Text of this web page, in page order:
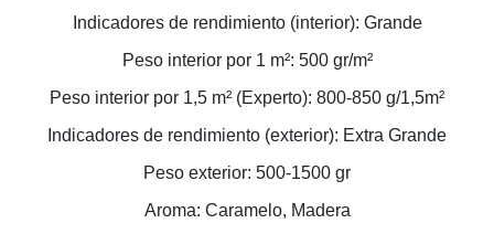
Indicadores de rendimiento (interior): Grande
Peso interior por 1 m²: 500 gr/m²
Peso interior por 1,5 m² (Experto): 800-850 g/1,5m²
Indicadores de rendimiento (exterior): Extra Grande
Peso exterior: 500-1500 gr
Aroma: Caramelo, Madera